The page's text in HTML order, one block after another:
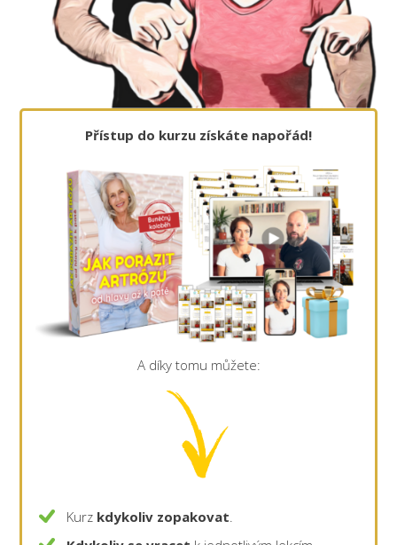
Přístup do kurzu získáte napořád!
A díky tomu můžete:
Kurz kdykoliv zopakovat.